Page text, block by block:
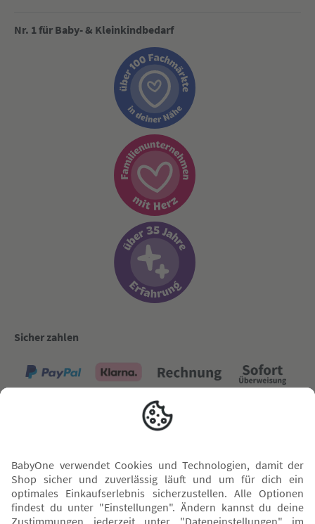
Nr. 1 für Baby- & Kleinkindbedarf
Sicher zahlen